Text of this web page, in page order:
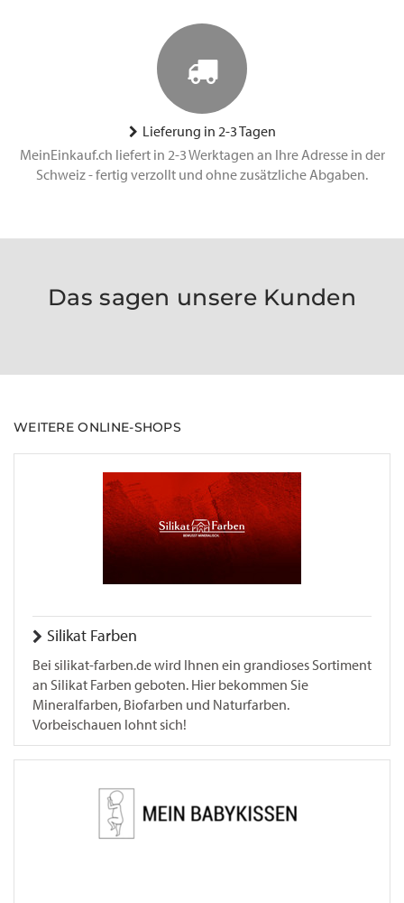
Lieferung in 2-3 Tagen
MeinEinkauf.ch liefert in 2-3 Werktagen an Ihre Adresse in der
Schweiz - fertig verzollt und ohne zusätzliche Abgaben.
Das sagen unsere Kunden
WEITERE ONLINE-SHOPS
Silikat Farben
Bei silikat-farben.de wird Ihnen ein grandioses Sortiment
an Silikat Farben geboten. Hier bekommen Sie
Mineralfarben, Biofarben und Naturfarben.
Vorbeischauen lohnt sich!